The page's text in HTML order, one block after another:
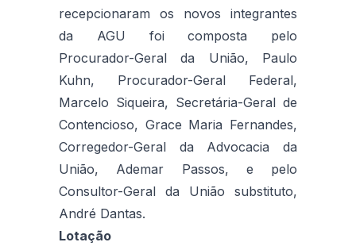
recepcionaram os novos integrantes
da AGU foi composta pelo
Procurador-Geral da União, Paulo
Kuhn, Procurador-Geral Federal,
Marcelo Siqueira, Secretária-Geral de
Contencioso, Grace Maria Fernandes,
Corregedor-Geral da Advocacia da
União, Ademar Passos, e pelo
Consultor-Geral da União substituto,
André Dantas.
Lotação